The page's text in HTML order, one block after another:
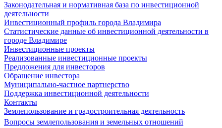
Законодательная и нормативная база по инвестиционной
деятельности
Инвестиционный профиль города Владимира
Статистические данные об инвестиционной деятельности в
городе Владимире
Инвестиционные проекты
Реализованные инвестиционные проекты
Предложения для инвесторов
Обращение инвестора
Муниципально-частное партнерство
Поддержка инвестиционной деятельности
Контакты
Землепользование и градостроительная деятельность
Вопросы землепользования и земельных отношений